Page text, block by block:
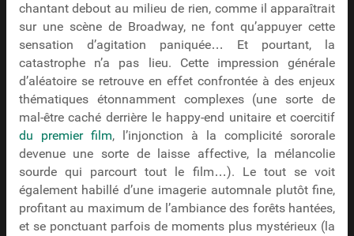
chantant debout au milieu de rien, comme il apparaîtrait
sur une scène de Broadway, ne font qu’appuyer cette
sensation d’agitation paniquée… Et pourtant, la
catastrophe n’a pas lieu. Cette impression générale
d’aléatoire se retrouve en effet confrontée à des enjeux
thématiques étonnamment complexes (une sorte de
mal-être caché derrière le happy-end unitaire et coercitif
du premier film, l’injonction à la complicité sororale
devenue une sorte de laisse affective, la mélancolie
sourde qui parcourt tout le film…). Le tout se voit
également habillé d’une imagerie automnale plutôt fine,
profitant au maximum de l’ambiance des forêts hantées,
et se ponctuant parfois de moments plus mystérieux (la